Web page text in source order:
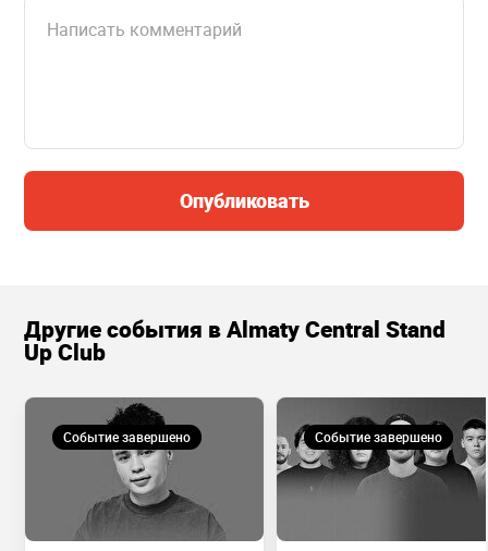
Опубликовать
Другие события в Almaty Central Stand
Up Club
Событие завершено Событие завершено